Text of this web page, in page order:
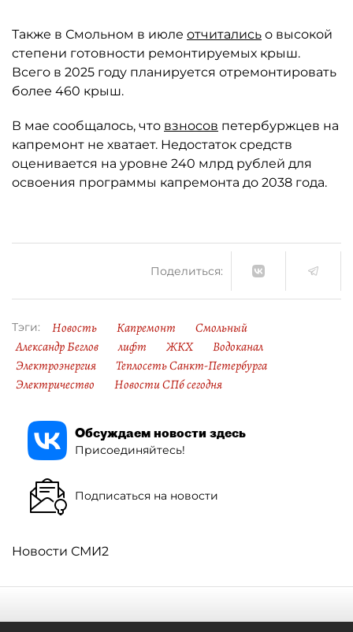
Также в Смольном в июле отчитались о высокой
степени готовности ремонтируемых крыш.
Всего в 2025 году планируется отремонтировать
более 460 крыш.
В мае сообщалось, что взносов петербуржцев на
капремонт не хватает. Недостаток средств
оценивается на уровне 240 млрд рублей для
освоения программы капремонта до 2038 года.
Поделиться:
Тэги: Новость Капремонт
Смольный
Александр Беглов
лифт ЖКХ
Водоканал
Электроэнергия
Теплосеть Санкт-Петербурга
Электричество
Новости СПб сегодня
Обсуждаем новости здесь
Присоединяйтесь!
Подписаться на новости
Новости СМИ2